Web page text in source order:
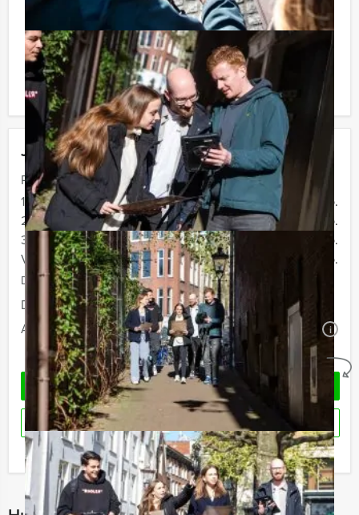
Jouw uitje
Prijs :
12 - 19 personen
€ 72,50 p.p.
20 - 29 personen
€ 69,50 p.p.
30 - 39 personen
€ 66,50 p.p.
Vanaf 40 personen
€ 64,50 p.p.
De prijzen zijn exclusief BTW
Duur:
4 uur en 30 minuten
Aantal:
Minimaal 12 personen i
Geheel vrijblijvend
OFFERTE AANVRAGEN
Ik heb een vraag over dit uitje
Reservering voor kleinere groepen:
Komt u niet aan het minimale aantal deelnemers voor
deze activiteit? Als u bereid bent voor het minimale
aantal te betalen, kunt u ook gewoon voor minder
personen boeken!